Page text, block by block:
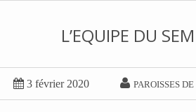
L’EQUIPE DU
 3 février 2020  PAROISSES